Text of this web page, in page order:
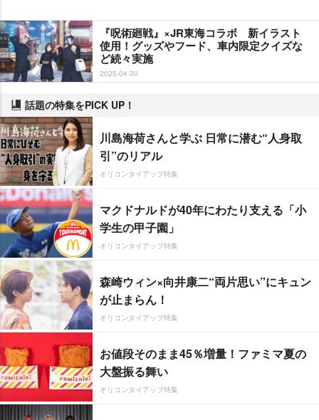
『呪術廻戦』×JR東海コラボ 新イラスト
使用！グッズやフード、車内限定クイズな
ど続々実施
2025-04-30
話題の特集をPICK UP！
川島海荷さんと学ぶ 日常に潜む“人身取
引”のリアル
オリコンタイアップ特集
マクドナルドが40年にわたり支える「小
学生の甲子園」
オリコンタイアップ特集
森崎ウィン×向井康二“両片思い”にキュン
が止まらん！
オリコンタイアップ特集
お値段そのまま45％増量！ファミマ夏の
大盤振る舞い
オリコンタイアップ特集